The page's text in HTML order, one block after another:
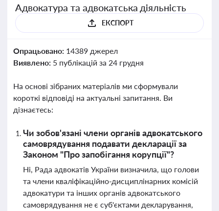
Адвокатура та адвокатська діяльність
ЕКСПОРТ
Опрацьовано: 14389 джерел
Виявлено: 5 публікацій за 24 грудня
На основі зібраних матеріалів ми сформували
короткі відповіді на актуальні запитання. Ви
дізнаєтесь:
Чи зобов'язані члени органів адвокатського
самоврядування подавати декларації за
Законом "Про запобігання корупції"?
Ні, Рада адвокатів України визначила, що голови
та члени кваліфікаційно-дисциплінарних комісій
адвокатури та інших органів адвокатського
самоврядування не є суб'єктами декларування,